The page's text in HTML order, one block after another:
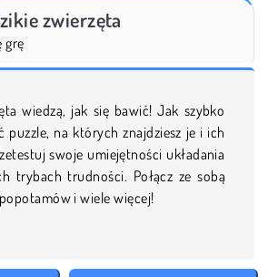
zwierzęta
grę
wiedzą, jak się bawić! Jak szybko
puzzle, na których znajdziesz je i ich
swoje umiejętności układania
trybach trudności. Połącz ze sobą
i wiele więcej!